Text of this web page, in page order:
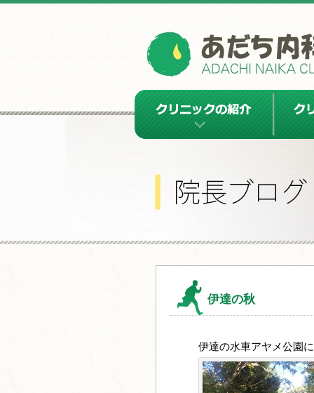
伊達の秋
伊達の水車アヤメ公園